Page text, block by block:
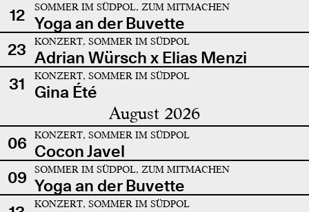
12 SOMMER IM SÜDPOL, ZUM MITMACHEN
Yoga an der Buvette
23
KONZERT, SOMMER IM SÜDPOL
Adrian Würsch x Elias Menzi
31
KONZERT, SOMMER IM SÜDPOL
Gina Été
August 2026
06 KONZERT, SOMMER IM SÜDPOL
Cocon Javel
09
SOMMER IM SÜDPOL, ZUM MITMACHEN
Yoga an der Buvette
KONZERT, SOMMER IM SÜDPOL